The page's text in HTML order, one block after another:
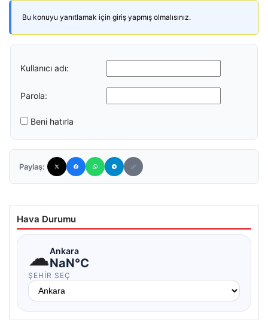
Bu konuyu yanıtlamak için giriş yapmış olmalısınız.
Kullanıcı adı:
Parola:
Beni hatırla
Paylaş:
Hava Durumu
☁Ankara
NaN°C
ŞEHIR SEÇ